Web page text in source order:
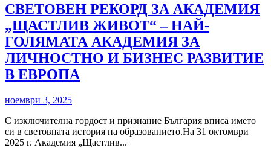
World
Records
вписа
българката
проф.
д-
история
СВЕТОВЕН РЕКОРД ЗА АКАДЕМИЯ
„ЩАСТЛИВ ЖИВОТ“ – НАЙ-
ГОЛЯМАТА АКАДЕМИЯ ЗА
ЛИЧНОСТНО И БИЗНЕС РАЗВИТИЕ
В ЕВРОПА
ноември 3, 2025
С изключителна гордост и признание България вписа името
си в световната история на образованието.На 31 октомври
2025 г. Академия „Щастлив...